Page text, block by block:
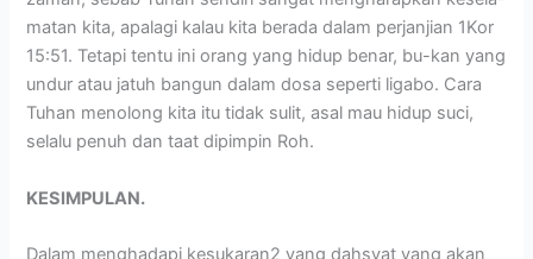
matan kita, apalagi kalau kita berada dalam perjanjian 1Kor
15:51. Tetapi tentu ini orang yang hidup benar, bu-kan yang
undur atau jatuh bangun dalam dosa seperti ligabo. Cara
Tuhan menolong kita itu tidak sulit, asal mau hidup suci,
selalu penuh dan taat dipimpin Roh.
KESIMPULAN.
Dalam menghadapi kesukaran2 yang dahsyat yang akan